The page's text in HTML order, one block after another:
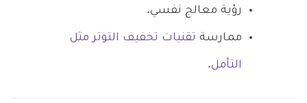
رؤية معالج نفسي.
ممارسة تقنيات تخفيف التوتر مثل
التأمل.